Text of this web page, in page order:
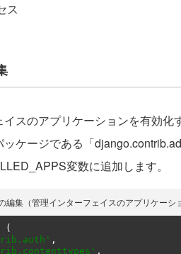
ス
スのアプリケーションを有効化
ケージである「
変数に追加します。
編集（管理インターフェイスのアプリケーシ
(
,
,